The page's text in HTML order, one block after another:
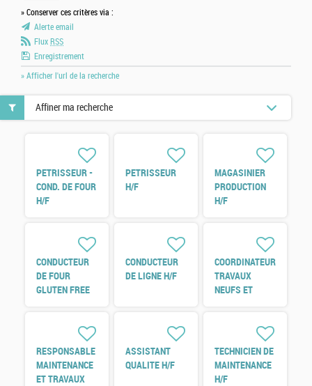
» Conserver ces critères via :
Alerte email
Flux RSS
Enregistrement
» Afficher l'url de la recherche
PETRISSEUR -
COND. DE FOUR
H/F
PETRISSEUR
H/F
MAGASINIER
PRODUCTION
H/F
CONDUCTEUR
DE FOUR
GLUTEN FREE
CONDUCTEUR
DE LIGNE H/F
COORDINATEUR
TRAVAUX
NEUFS ET
RESPONSABLE
MAINTENANCE
ET TRAVAUX
ASSISTANT
QUALITE H/F
TECHNICIEN DE
MAINTENANCE
H/F
Affiner ma recherche